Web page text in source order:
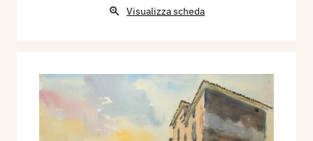
Visualizza scheda